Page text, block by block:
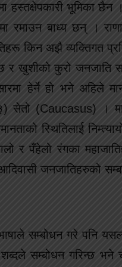
हस्तक्षेपकारी भूमिका छैन
रमाउन बाध्य छन् ।
किन अझै व्यक्तिगत
र खुशीको कुरो जनजाति
हेर्ने हो भने अहिले
(Caucasus) ।
स्थितिलाई
र पँहेलो रंगका
जनजातिहरुको
सम्बोधन गरे पनि
सम्बोधन गरिन्छ